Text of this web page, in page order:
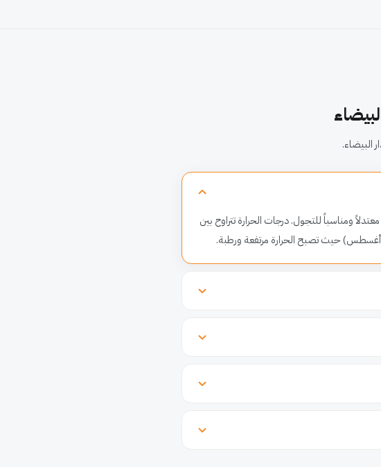
البيضاء.
ومناسباً للتجول. درجات الحرارة تتراوح بين